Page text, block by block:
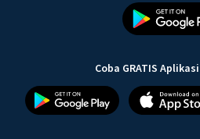
Coba GRATIS